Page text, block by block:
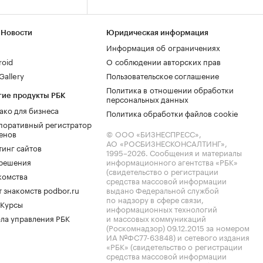
продукты РБК
для бизнеса
регистратор
сайтов
знакомств podbor.ru
управления РБК
Юридическая информация
Информация об ограничениях
О соблюдении авторских прав
Пользовательское соглашение
Политика в отношении обработки
персональных данных
Политика обработки файлов cookie
© ООО «БИЗНЕСПРЕСС»,
АО «РОСБИЗНЕСКОНСАЛТИНГ»,
1995–2026. Сообщения и материалы
информационного агентства «РБК»
(свидетельство о регистрации
средства массовой информации
выдано Федеральной службой
по надзору в сфере связи,
информационных технологий
и массовых коммуникаций
(Роскомнадзор) 09.12.2015 за номером
ИА №ФС77-63848) и сетевого издания
«РБК» (свидетельство о регистрации
средства массовой информации